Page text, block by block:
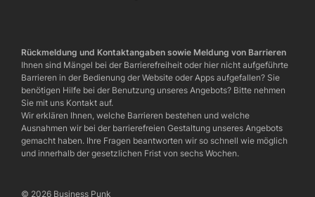
Rückmeldung und Kontaktangaben sowie Meldung von Barrieren
Ihnen sind Mängel bei der Barrierefreiheit oder hier nicht aufgeführte
Barrieren in der Bedienung der Website oder Apps aufgefallen? Sie
benötigen Hilfe bei der Benutzung unseres Angebots? Bitte nehmen
Sie mit uns Kontakt auf.
Wir erklären Ihnen, welche Barrieren bestehen und welche
Ausnahmen wir bei der barrierefreien Gestaltung unseres Angebots
gemacht haben. Ihre Fragen beantworten wir so schnell wie möglich
und innerhalb der gesetzlichen Frist von sechs Wochen.
© 2026 Business Punk